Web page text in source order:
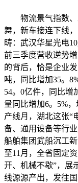
物流景气指数、工
舞，新车接连下线
畴：武汉华星光电
前三季度营收逆势
的背后，恰是企业
吨，同比增加35。
54。0亿件，同比增
量同比增加6。5%
产线月，湖北这张“
备、通用设备等行
船舶集团武船沉工
至11月，全省固定
开、机械不歇”，展
线源源产出，发往